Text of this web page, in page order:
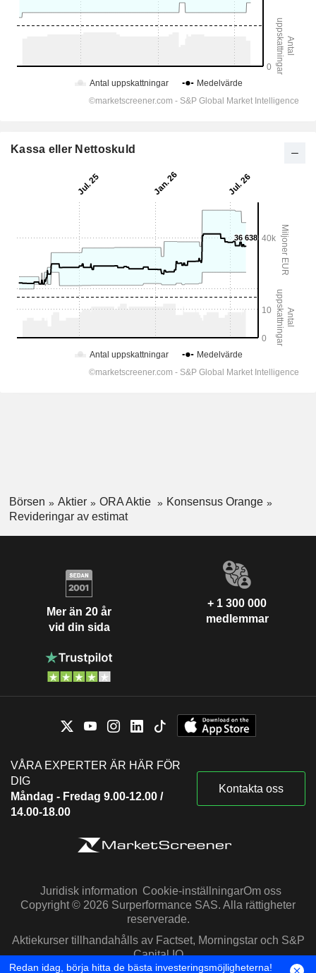
Kassa eller Nettoskuld
Börsen Aktier ORA Aktie
Konsensus Orange
Revideringar av estimat
Mer än 20 år
vid din sida
+ 1 300 000
medlemmar
VÅRA EXPERTER ÄR HÄR FÖR
DIG
Måndag - Fredag 9.00-12.00 /
14.00-18.00
Kontakta oss
Juridisk information Cookie-inställningarOm oss
Copyright © 2026 Surperformance SAS. Alla rättigheter
reserverade.
Aktiekurser tillhandahålls av Factset, Morningstar och S&P
Capital IQ
Redan idag, börja hitta de bästa investeringsmöjligheterna!